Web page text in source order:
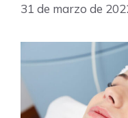
31 de marzo de